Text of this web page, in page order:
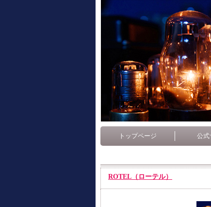
トップページ 公式
ROTEL（ローテル）